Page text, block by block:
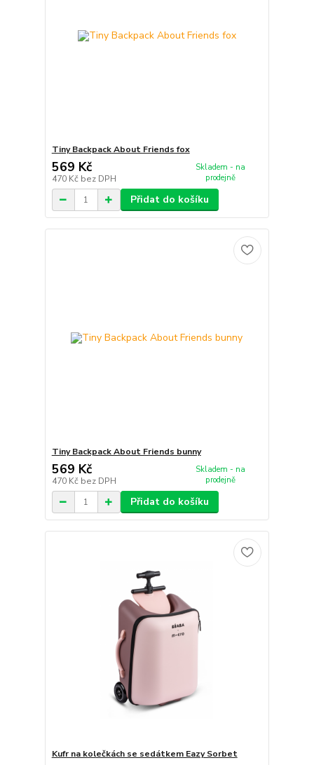
Tiny Backpack About Friends fox
569 Kč
470 Kč bez DPH
Skladem - na
prodejně
Přidat do košíku
Tiny Backpack About Friends bunny
569 Kč
470 Kč bez DPH
Skladem - na
prodejně
Přidat do košíku
Kufr na kolečkách se sedátkem Eazy Sorbet